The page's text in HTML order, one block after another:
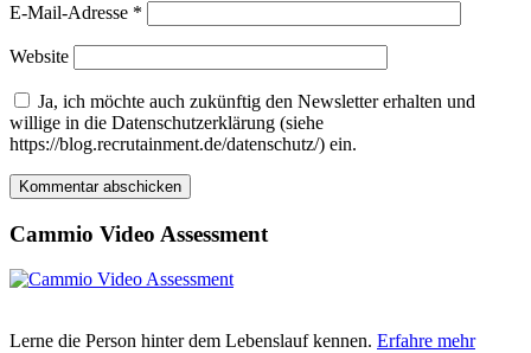
E-Mail-Adresse *
Website
Ja, ich möchte auch zukünftig den Newsletter erhalten und
willige in die Datenschutzerklärung (siehe
https://blog.recrutainment.de/datenschutz/) ein.
Cammio Video Assessment
Lerne die Person hinter dem Lebenslauf kennen. Erfahre mehr